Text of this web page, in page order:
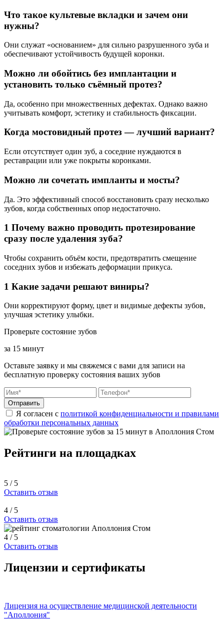
Что такое культевые вкладки и зачем они
нужны?
Они служат «основанием» для сильно разрушенного зуба и
обеспечивают устойчивость будущей коронки.
Можно ли обойтись без имплантации и
установить только съёмный протез?
Да, особенно при множественных дефектах. Однако важно
учитывать комфорт, эстетику и стабильность фиксации.
Когда мостовидный протез — лучший вариант?
Если отсутствует один зуб, а соседние нуждаются в
реставрации или уже покрыты коронками.
Можно ли сочетать импланты и мосты?
Да. Это эффективный способ восстановить сразу несколько
зубов, когда собственных опор недостаточно.
1 Почему важно проводить протезирование
сразу после удаления зуба?
Чтобы сохранить объём кости, предотвратить смещение
соседних зубов и избежать деформации прикуса.
1 Какие задачи решают виниры?
Они корректируют форму, цвет и видимые дефекты зубов,
улучшая эстетику улыбки.
Проверьте состояние зубов
за 15 минут
Оставьте заявку и мы свяжемся с вами для записи на
бесплатную проверку состояния ваших зубов
Отправить
Я согласен с политикой конфиденциальности и правилами
обработки персональных данных
Рейтинги на площадках
5 / 5
Оставить отзыв
4 / 5
Оставить отзыв
4 / 5
Оставить отзыв
Лицензии и сертификаты
Лицензия на осуществление медицинской деятельности
"Аполлония"